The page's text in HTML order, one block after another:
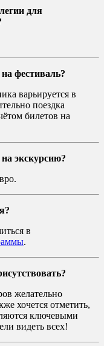
для
фестиваль?
варьируется в
поездка
билетов на
экскурсию?
в
.
желательно
хочется отметить,
ключевыми
видеть всех!